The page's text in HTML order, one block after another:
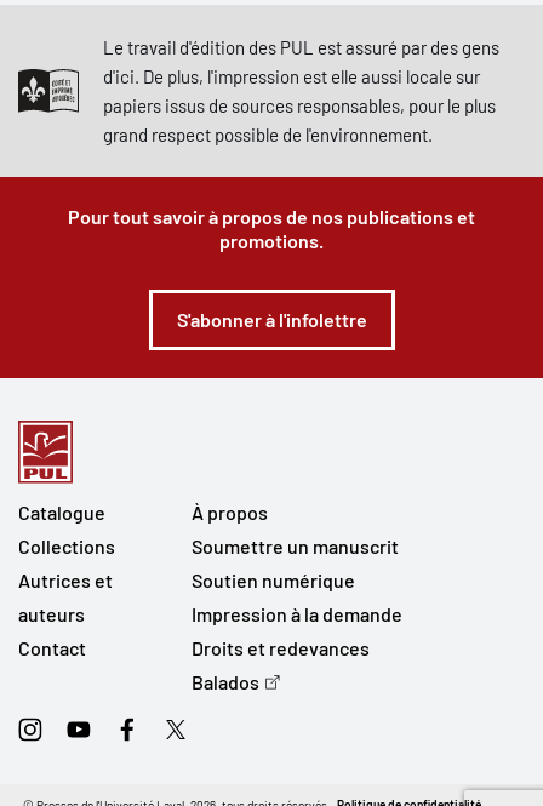
Le travail d'édition des PUL est assuré par des gens
d'ici. De plus, l'impression est elle aussi locale sur
papiers issus de sources responsables, pour le plus
grand respect possible de l'environnement.
Pour tout savoir à propos de nos publications et
promotions.
S'abonner à l'infolettre
Catalogue
Collections
Autrices et
auteurs
Contact
À propos
Soumettre un manuscrit
Soutien numérique
Impression à la demande
Droits et redevances
Balados
InstagramYoutubeFacebookTwitter